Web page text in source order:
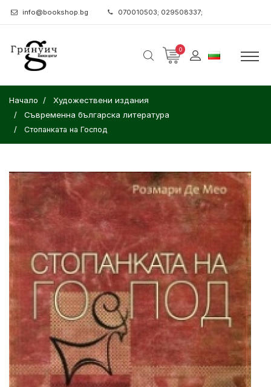
info@bookshop.bg 070010503; 029508337;
0
Начало
Художествени издания
Съвременна българска литература
Стопанката на Господ